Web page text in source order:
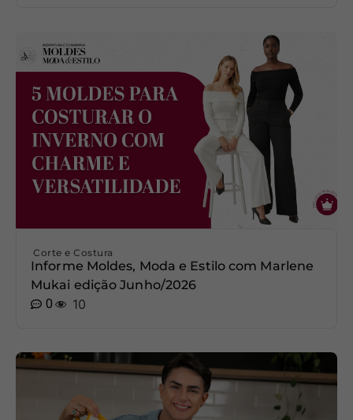
Corte e Costura
Informe Moldes, Moda e Estilo com Marlene
Mukai edição Junho/2026
0
10